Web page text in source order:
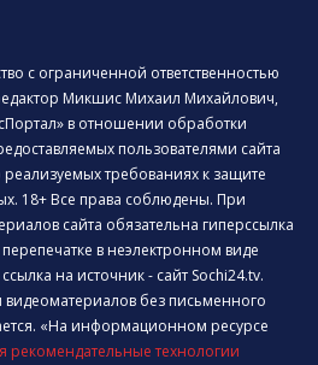
с ограниченной ответственностью
Микшис Михаил Михайлович,
в отношении обработки
пользователями сайта
реализуемых требованиях к защите
18+ Все права соблюдены. При
сайта обязательна гиперссылка
в неэлектронном виде
на источник - сайт Sochi24.tv.
без письменного
«На информационном ресурсе
рекомендательные технологии